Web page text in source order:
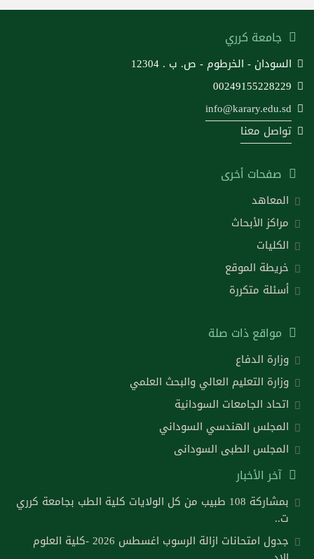
جامعة كرري
السودان - الخرطوم - ص. ب . 12304
00249155228229
info@karary.edu.sd
تواصل معنا
صفحات أخرى
المعاهد
مراكز الأبحاث
الكليات
خريطة الموقع
أسئلة متكررة
مواقع ذات صلة
وزارة الدفاع
وزارة التعليم العالي والبحث العلمي
اتحاد الجامعات السودانية
المجلس الهندسي السوداني
المجلس الطبى السودانى
آخر الأخبار
بمشاركة 108 طبيب من كل الولايات كلية الطب بجامعة كرري
ت..
جدول امتحانات ازالة الرسوب اغسطس 2026 -كلية العلوم